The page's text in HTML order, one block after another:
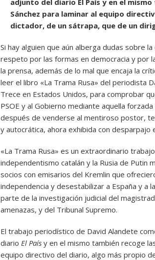
adjunto del diario El País y en el
Sánchez para laminar al equipo
dictador, de un sátrapa, que de un
Si hay alguien que aún alberga dudas sobre
respeto por las formas en democracia y por
la prensa, además de lo mal que encaja la
leer el libro «La Trama Rusa» del periodista
Trece en Estados Unidos, para comprobar
PSOE y al Gobierno mediante aquella
después de venderse al mentiroso postor,
y autocrática, ahora exhibida con desparpajo
«La Trama Rusa» es un extraordinario
independentismo catalán y la Rusia de Putin
socios con emisarios del Kremlin que
independencia y desestabilizar a España y a
parte de la investigación judicial del
amenazas, y del Tribunal Supremo.
El trabajo periodístico de David Alandete
diario El País y en el mismo también recoge
equipo directivo del diario, algo más propio